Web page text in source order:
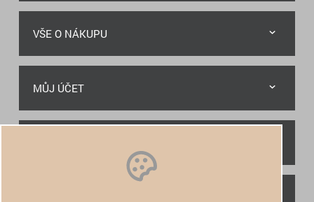
VŠE O NÁKUPU
MŮJ ÚČET